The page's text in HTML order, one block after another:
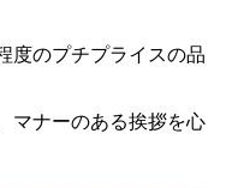
度のプチプライスの品
マナーのある挨拶を心